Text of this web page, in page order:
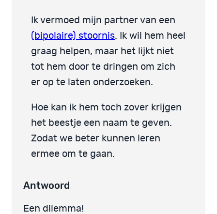
Ik vermoed mijn partner van een
(bipolaire) stoornis. Ik wil hem heel
graag helpen, maar het lijkt niet
tot hem door te dringen om zich
er op te laten onderzoeken.
Hoe kan ik hem toch zover krijgen
het beestje een naam te geven.
Zodat we beter kunnen leren
ermee om te gaan.
Antwoord
Een dilemma!